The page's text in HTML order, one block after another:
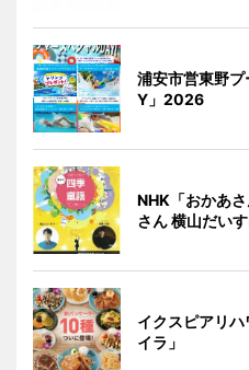
浦安市営東野
Y」2026
NHK「おかあ
さん 横山だい
イクスピアリ
イラ」